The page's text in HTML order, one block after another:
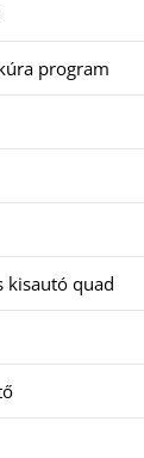
program
kisautó quad